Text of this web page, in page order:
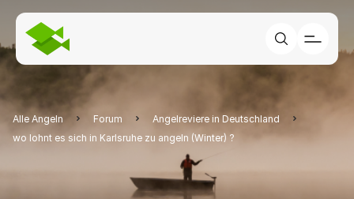
Alle Angeln Forum
Angelreviere in Deutschland
wo lohnt es sich in Karlsruhe zu angeln (Winter) ?